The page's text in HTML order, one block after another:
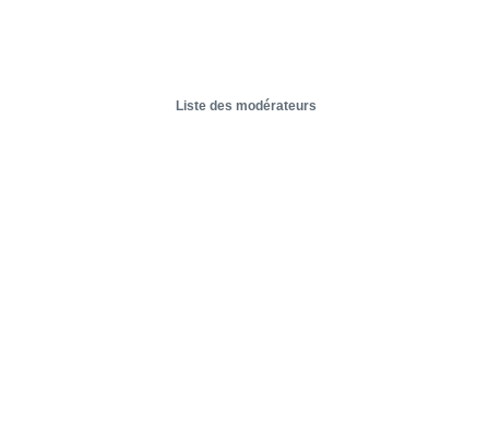
Liste des modérateurs